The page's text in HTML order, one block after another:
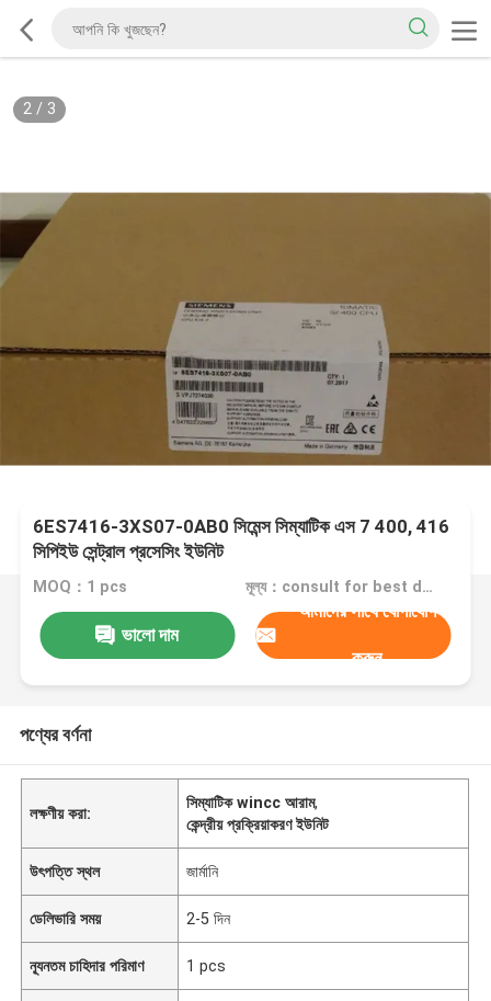
2/ 3
6ES7416-3XS07-0AB0 সিমেন্স সিম্যাটিক এস 7 400, 416
সিপিইউ সেন্ট্রাল প্রসেসিং ইউনিট
MOQ：1 pcs মূল্য：consult for best discount
ভালো দাম
আমাদের সাথে যোগাযোগ
করুন
পণ্যের বর্ণনা
লক্ষণীয় করা:
সিম্যাটিক wincc আরাম,
কেন্দ্রীয় প্রক্রিয়াকরণ ইউনিট
উৎপত্তি স্থল জার্মানি
ডেলিভারি সময় 2-5 দিন
ন্যূনতম চাহিদার পরিমাণ 1 pcs